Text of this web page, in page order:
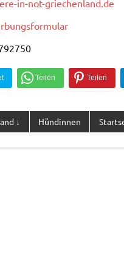
in-not-griechenland.de
↓ Hündinnen